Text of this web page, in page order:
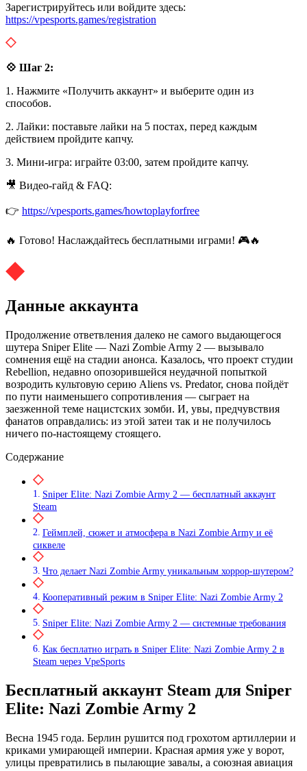
Зарегистрируйтесь или войдите здесь:
https://vpesports.games/registration
💠 Шаг 2:
1. Нажмите «Получить аккаунт» и выберите один из
способов.
2. Лайки: поставьте лайки на 5 постах, перед каждым
действием пройдите капчу.
3. Мини-игра: играйте 03:00, затем пройдите капчу.
🎥 Видео-гайд & FAQ:
👉 https://vpesports.games/howtoplayforfree
🔥 Готово! Наслаждайтесь бесплатными играми! 🎮🔥
Данные аккаунта
Продолжение ответвления далеко не самого выдающегося
шутера Sniper Elite — Nazi Zombie Army 2 — вызывало
сомнения ещё на стадии анонса. Казалось, что проект студии
Rebellion, недавно опозорившейся неудачной попыткой
возродить культовую серию Aliens vs. Predator, снова пойдёт
по пути наименьшего сопротивления — сыграет на
заезженной теме нацистских зомби. И, увы, предчувствия
фанатов оправдались: из этой затеи так и не получилось
ничего по‑настоящему стоящего.
Содержание
Sniper Elite: Nazi Zombie Army 2 — бесплатный аккаунт
Steam
Геймплей, сюжет и атмосфера в Nazi Zombie Army и её
сиквеле
Что делает Nazi Zombie Army уникальным хоррор‑шутером?
Кооперативный режим в Sniper Elite: Nazi Zombie Army 2
Sniper Elite: Nazi Zombie Army 2 — системные требования
Как бесплатно играть в Sniper Elite: Nazi Zombie Army 2 в
Steam через VpeSports
Бесплатный аккаунт Steam для Sniper
Elite: Nazi Zombie Army 2
Весна 1945 года. Берлин рушится под грохотом артиллерии и
криками умирающей империи. Красная армия уже у ворот,
улицы превратились в пылающие завалы, а союзная авиация